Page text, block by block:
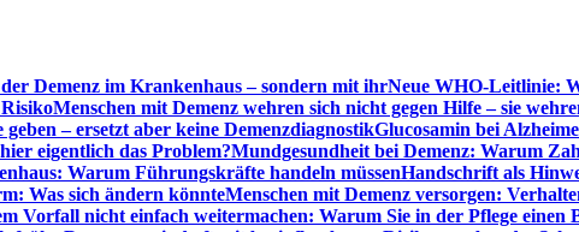
Demenz im Krankenhaus – sondern mit ihrNeue WHO-Leitlinie:
Menschen mit Demenz wehren sich nicht gegen Hilfe – sie
– ersetzt aber keine DemenzdiagnostikGlucosamin bei
eigentlich das Problem?Mundgesundheit bei Demenz: Warum
Warum Führungskräfte handeln müssenHandschrift als
Was sich ändern könnteMenschen mit Demenz versorgen:
Vorfall nicht einfach weitermachen: Warum Sie in der Pflege einen